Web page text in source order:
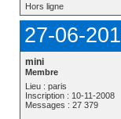
Hors ligne
27-06-
mini
Membre
Lieu : paris
Inscription : 10-11-2008
Messages : 27 379